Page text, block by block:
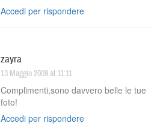
Accedi per rispondere
zayra
13 Maggio 2009 at 11:11
Complimenti,sono davvero belle le tue
Accedi per rispondere